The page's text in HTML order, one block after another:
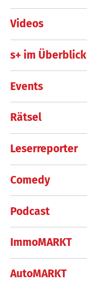
Videos
s+ im Überblick
Events
Rätsel
Leserreporter
Comedy
Podcast
ImmoMARKT
AutoMARKT